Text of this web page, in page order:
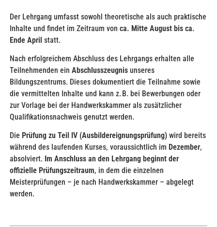
Der Lehrgang umfasst sowohl theoretische als auch praktische
Inhalte und findet im Zeitraum von ca. Mitte August bis ca.
Ende April statt.
Nach erfolgreichem Abschluss des Lehrgangs erhalten alle
Teilnehmenden ein Abschlusszeugnis unseres
Bildungszentrums. Dieses dokumentiert die Teilnahme sowie
die vermittelten Inhalte und kann z. B. bei Bewerbungen oder
zur Vorlage bei der Handwerkskammer als zusätzlicher
Qualifikationsnachweis genutzt werden.
Die Prüfung zu Teil IV (Ausbildereignungsprüfung) wird bereits
während des laufenden Kurses, voraussichtlich im Dezember,
absolviert. Im Anschluss an den Lehrgang beginnt der
offizielle Prüfungszeitraum, in dem die einzelnen
Meisterprüfungen – je nach Handwerkskammer – abgelegt
werden.